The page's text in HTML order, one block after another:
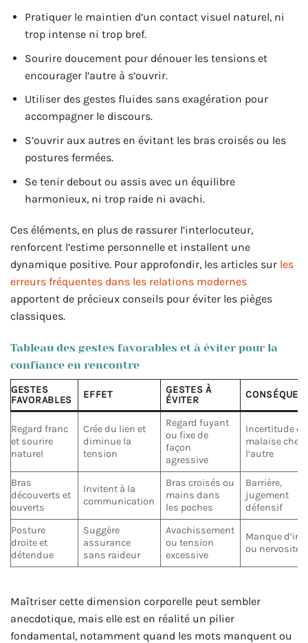
Pratiquer le maintien d’un contact visuel naturel, ni
trop intense ni trop bref.
Sourire doucement pour dénouer les tensions et
encourager l’autre à s’ouvrir.
Utiliser des gestes fluides sans exagération pour
accompagner le discours.
S’ouvrir aux autres en évitant les bras croisés ou les
postures fermées.
Se tenir debout ou assis avec un équilibre
harmonieux, ni trop raide ni avachi.
Ces éléments, en plus de rassurer l’interlocuteur,
renforcent l’estime personnelle et installent une
dynamique positive. Pour approfondir, les articles sur les
erreurs fréquentes dans les relations modernes
apportent de précieux conseils pour éviter les pièges
classiques.
Tableau des gestes favorables et à éviter pour la
confiance en rencontre
GESTES
FAVORABLES
EFFET
GESTES À
ÉVITER
Regard franc
et sourire
naturel
Crée du lien et
diminue la
tension
Regard fuyant
ou fixe de
façon
agressive
Incertitude ou
malaise chez
l’autre
Bras
découverts et
ouverts
Invitent à la
communication
Bras croisés ou
mains dans
les poches
Barrière,
jugement
défensif
Posture
droite et
détendue
Suggère
assurance
sans raideur
Avachissement
ou tension
excessive
Manque
ou nervosité
Maîtriser cette dimension corporelle peut sembler
anecdotique, mais elle est en réalité un pilier
fondamental, notamment quand les mots manquent ou